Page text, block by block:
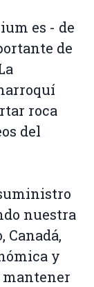
es - de
de
roca
del
nuestra
Canadá,
y
mantener